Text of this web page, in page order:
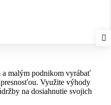
a malým podnikom vyrábať
Využite výhody
na dosiahnutie svojich